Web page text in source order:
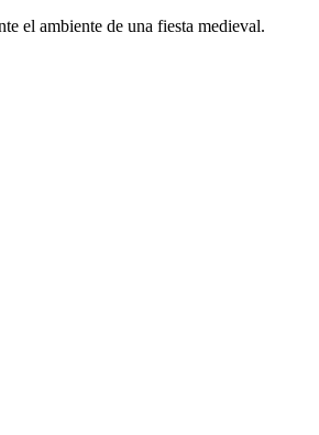
el ambiente de una fiesta medieval.